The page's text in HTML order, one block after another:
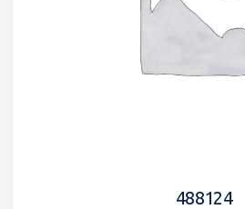
488124